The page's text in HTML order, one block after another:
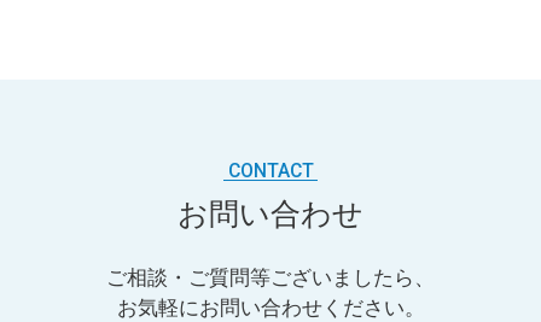
CONTACT
お問い合わせ
ご相談・ご質問等ございましたら、
お気軽にお問い合わせください。